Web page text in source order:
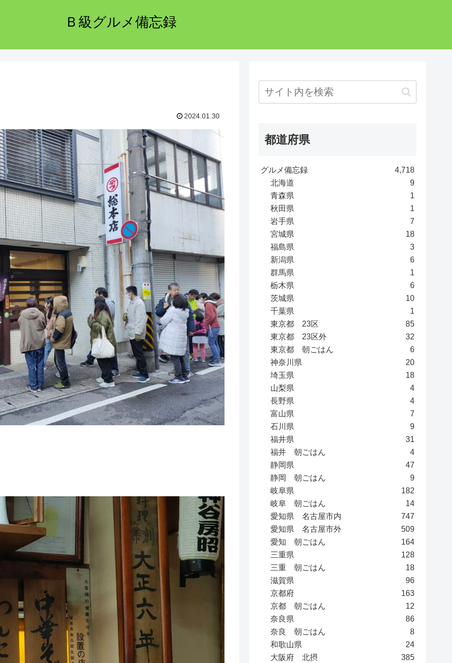
Ｂ級グルメ備忘録
2024.01.30
都道府県
グルメ備忘録
4,718
北海道
9
青森県
1
秋田県
1
岩手県
7
宮城県
18
福島県
3
新潟県
6
群馬県
1
栃木県
6
茨城県
10
千葉県
1
東京都 23区
85
東京都 23区外
32
東京都 朝ごはん
6
神奈川県
20
埼玉県
18
山梨県
4
長野県
4
富山県
7
石川県
9
福井県
31
福井 朝ごはん
4
静岡県
47
静岡 朝ごはん
9
岐阜県
182
岐阜 朝ごはん
14
愛知県 名古屋市内
747
愛知県 名古屋市外
509
愛知 朝ごはん
164
三重県
128
三重 朝ごはん
18
滋賀県
96
京都府
163
京都 朝ごはん
12
奈良県
86
奈良 朝ごはん
8
和歌山県
24
大阪府 北摂
385